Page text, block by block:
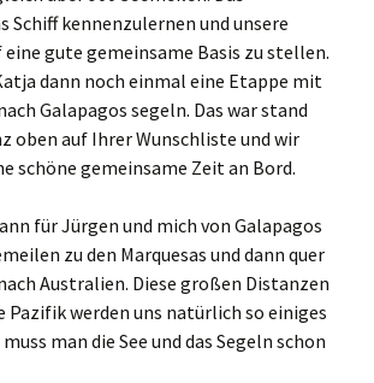
Schiff kennenzulernen und unsere
gute gemeinsame Basis zu stellen.
dann noch einmal eine Etappe mit
Galapagos segeln. Das war stand
oben auf Ihrer Wunschliste und wir
schöne gemeinsame Zeit an Bord.
für Jürgen und mich von Galapagos
zu den Marquesas und dann quer
Australien. Diese großen Distanzen
Pazifik werden uns natürlich so einiges
man die See und das Segeln schon